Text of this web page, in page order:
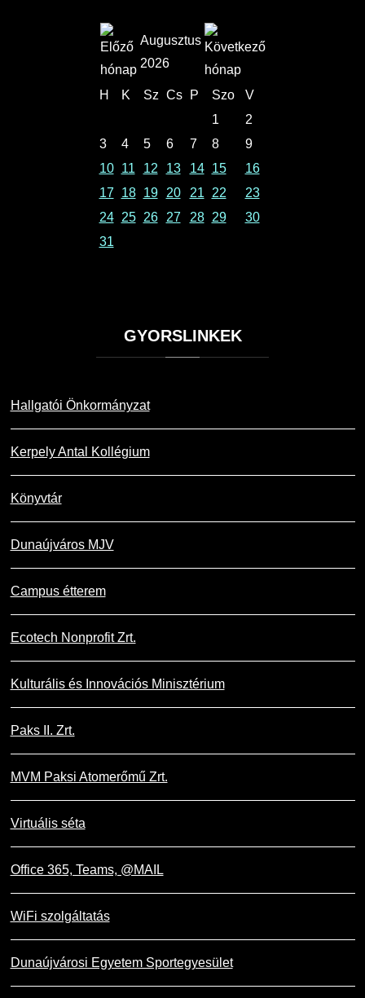
Augusztus
2026
H K Sz Cs P Szo
V
1
2
3
4 5 6 7 8
9
10
11 12 13 14 15
16
17
18 19 20 21 22
23
24
25 26 27 28 29
30
31
GYORSLINKEK
Hallgatói Önkormányzat
Kerpely Antal Kollégium
Könyvtár
Dunaújváros MJV
Campus étterem
Ecotech Nonprofit Zrt.
Kulturális és Innovációs Minisztérium
Paks II. Zrt.
MVM Paksi Atomerőmű Zrt.
Virtuális séta
Office 365, Teams, @MAIL
WiFi szolgáltatás
Dunaújvárosi Egyetem Sportegyesület